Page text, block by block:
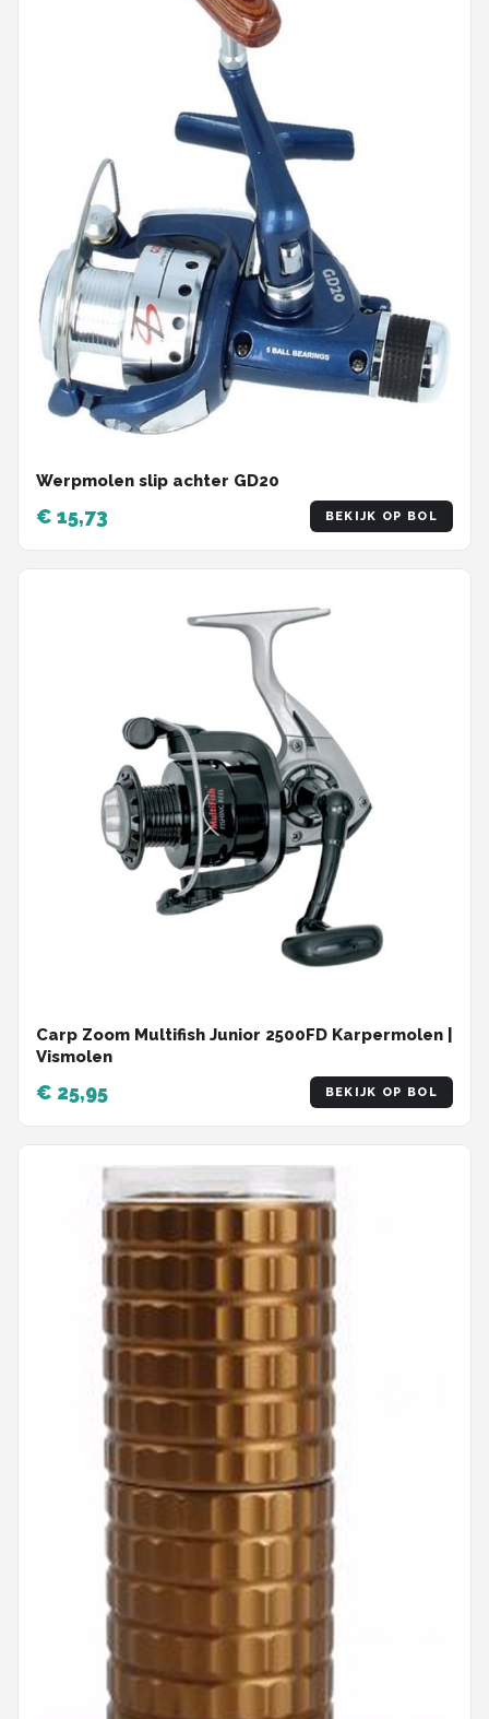
Werpmolen slip achter GD20
€ 15,73 BEKIJK OP BOL
Carp Zoom Multifish Junior 2500FD Karpermolen |
Vismolen
€ 25,95 BEKIJK OP BOL